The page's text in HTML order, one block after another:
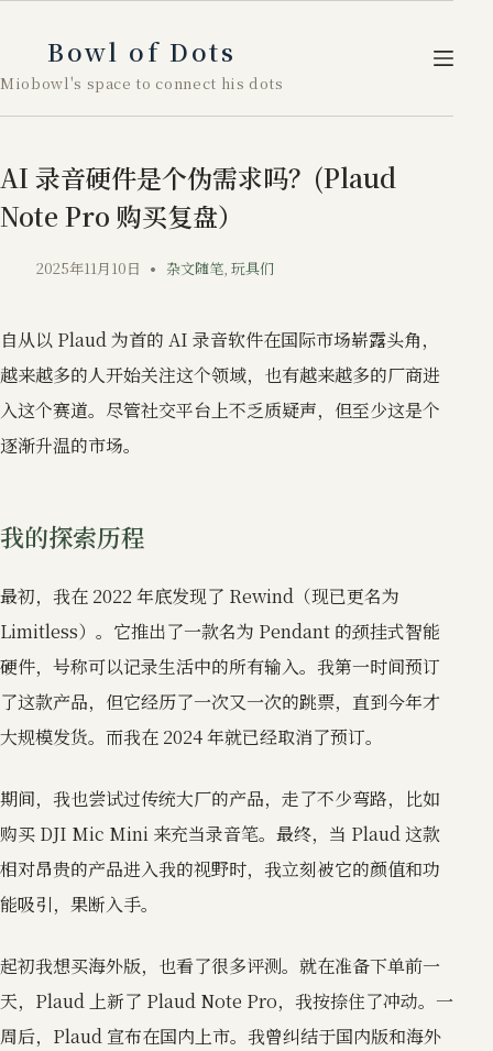
容
Bowl of Dots
Miobowl's space to connect his dots
AI 录音硬件是个伪需求吗？(Plaud
Note Pro 购买复盘）
2025年11月10日 杂文随笔, 玩具们
自从以 Plaud 为首的 AI 录音软件在国际市场崭露头角，
越来越多的人开始关注这个领域，也有越来越多的厂商进
入这个赛道。尽管社交平台上不乏质疑声，但至少这是个
逐渐升温的市场。
我的探索历程
最初，我在 2022 年底发现了 Rewind（现已更名为
Limitless）。它推出了一款名为 Pendant 的颈挂式智能
硬件，号称可以记录生活中的所有输入。我第一时间预订
了这款产品，但它经历了一次又一次的跳票，直到今年才
大规模发货。而我在 2024 年就已经取消了预订。
期间，我也尝试过传统大厂的产品，走了不少弯路，比如
购买 DJI Mic Mini 来充当录音笔。最终，当 Plaud 这款
相对昂贵的产品进入我的视野时，我立刻被它的颜值和功
能吸引，果断入手。
起初我想买海外版，也看了很多评测。就在准备下单前一
天，Plaud 上新了 Plaud Note Pro，我按捺住了冲动。一
周后，Plaud 宣布在国内上市。我曾纠结于国内版和海外